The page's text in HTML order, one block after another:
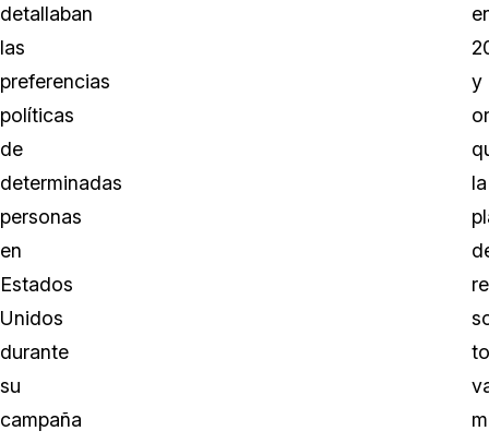
detallaban
las
preferencias
políticas
de
determinadas
personas
en
Estados
Unidos
durante
su
campaña
y
la